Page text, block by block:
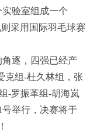
验室组成一个
采用国际羽毛球赛
逐，四强已经产
克组-杜久林组，张
-罗振革组-胡海岚
举行，决赛将于